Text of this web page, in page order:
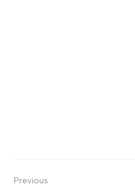
Previous